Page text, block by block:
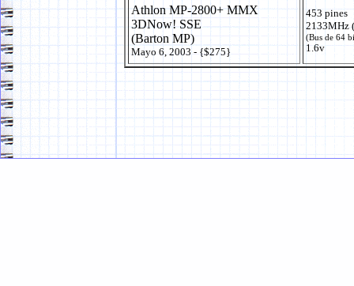
Athlon MP-2800+ MMX
3DNow! SSE
(Barton MP)
Mayo 6, 2003 - {$275}
453 pines
2133MHz
(Bus de 64
1.6v